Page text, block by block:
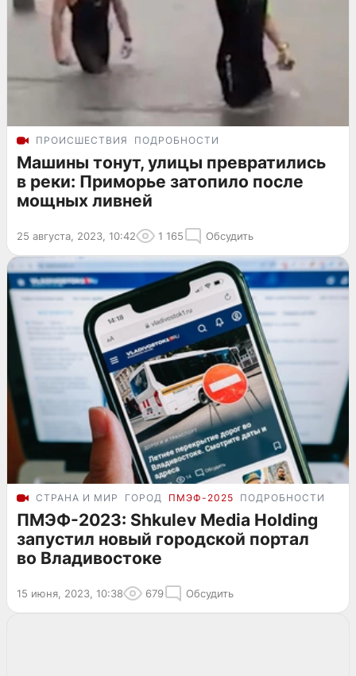
ПРОИСШЕСТВИЯ ПОДРОБНОСТИ
Машины тонут, улицы превратились
в реки: Приморье затопило после
мощных ливней
25 августа, 2023, 10:42 1 165 Обсудить
СТРАНА И МИР ГОРОД ПМЭФ-2025 ПОДРОБНОСТИ
ПМЭФ-2023: Shkulev Media Holding
запустил новый городской портал
во Владивостоке
15 июня, 2023, 10:38 679 Обсудить